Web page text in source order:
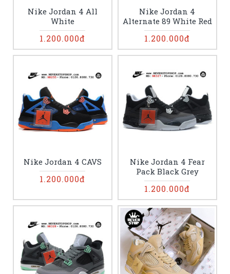
Nike Jordan 4 All
White
1.200.000đ
Nike Jordan 4
Alternate 89 White Red
1.200.000đ
Nike Jordan 4 CAVS
1.200.000đ
Nike Jordan 4 Fear
Pack Black Grey
1.200.000đ